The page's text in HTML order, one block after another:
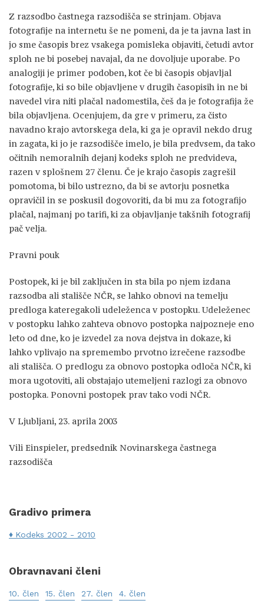
Z razsodbo častnega razsodišča se strinjam. Objava
fotografije na internetu še ne pomeni, da je ta javna last in
jo sme časopis brez vsakega pomisleka objaviti, četudi avtor
sploh ne bi posebej navajal, da ne dovoljuje uporabe. Po
analogiji je primer podoben, kot če bi časopis objavljal
fotografije, ki so bile objavljene v drugih časopisih in ne bi
navedel vira niti plačal nadomestila, češ da je fotografija že
bila objavljena. Ocenjujem, da gre v primeru, za čisto
navadno krajo avtorskega dela, ki ga je opravil nekdo drug
in zagata, ki jo je razsodišče imelo, je bila predvsem, da tako
očitnih nemoralnih dejanj kodeks sploh ne predvideva,
razen v splošnem 27 členu. Če je krajo časopis zagrešil
pomotoma, bi bilo ustrezno, da bi se avtorju posnetka
opravičil in se poskusil dogovoriti, da bi mu za fotografijo
plačal, najmanj po tarifi, ki za objavljanje takšnih fotografij
pač velja.
Pravni pouk
Postopek, ki je bil zaključen in sta bila po njem izdana
razsodba ali stališče NČR, se lahko obnovi na temelju
predloga kateregakoli udeleženca v postopku. Udeleženec
v postopku lahko zahteva obnovo postopka najpozneje eno
leto od dne, ko je izvedel za nova dejstva in dokaze, ki
lahko vplivajo na spremembo prvotno izrečene razsodbe
ali stališča. O predlogu za obnovo postopka odloča NČR, ki
mora ugotoviti, ali obstajajo utemeljeni razlogi za obnovo
postopka. Ponovni postopek prav tako vodi NČR.
V Ljubljani, 23. aprila 2003
Vili Einspieler, predsednik Novinarskega častnega
razsodišča
Gradivo primera
Kodeks 2002 - 2010
Obravnavani členi
10. člen 15. člen 27. člen 4. člen